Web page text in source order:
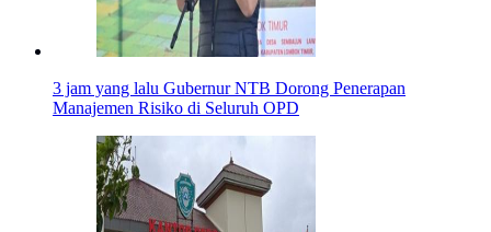
3 jam yang lalu Gubernur NTB Dorong Penerapan
Manajemen Risiko di Seluruh OPD